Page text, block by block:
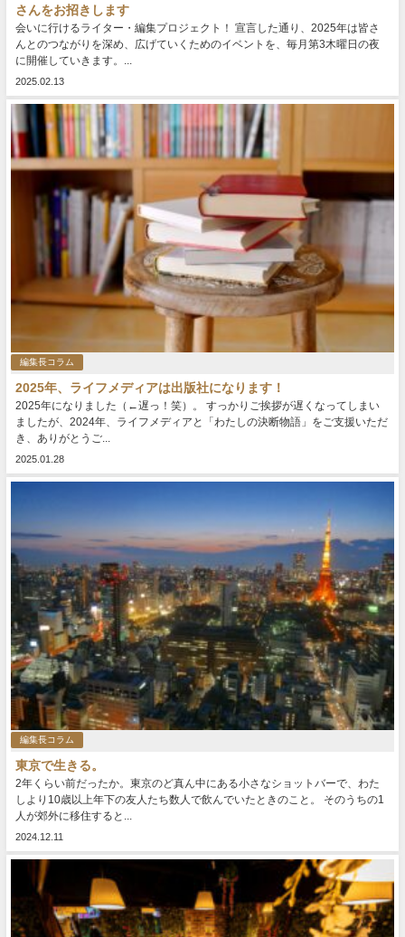
さんをお招きします
会いに行けるライター・編集プロジェクト！ 宣言した通り、2025年は皆さ
んとのつながりを深め、広げていくためのイベントを、毎月第3木曜日の夜
に開催していきます。...
2025.02.13
編集長コラム
2025年、ライフメディアは出版社になります！
2025年になりました（←遅っ！笑）。 すっかりご挨拶が遅くなってしまい
ましたが、2024年、ライフメディアと「わたしの決断物語」をご支援いただ
き、ありがとうご...
2025.01.28
編集長コラム
東京で生きる。
2年くらい前だったか。東京のど真ん中にある小さなショットバーで、わた
しより10歳以上年下の友人たち数人で飲んでいたときのこと。 そのうちの1
人が郊外に移住すると...
2024.12.11